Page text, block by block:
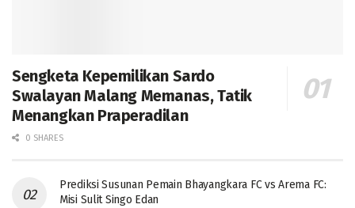
Sengketa Kepemilikan Sardo
Swalayan Malang Memanas, Tatik
Menangkan Praperadilan
0 SHARES
Prediksi Susunan Pemain Bhayangkara FC vs Arema FC:
Misi Sulit Singo Edan